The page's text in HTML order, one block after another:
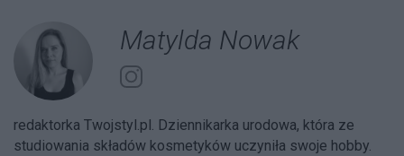
Matylda Nowak
redaktorka Twojstyl.pl. Dziennikarka urodowa, która ze
studiowania składów kosmetyków uczyniła swoje hobby.